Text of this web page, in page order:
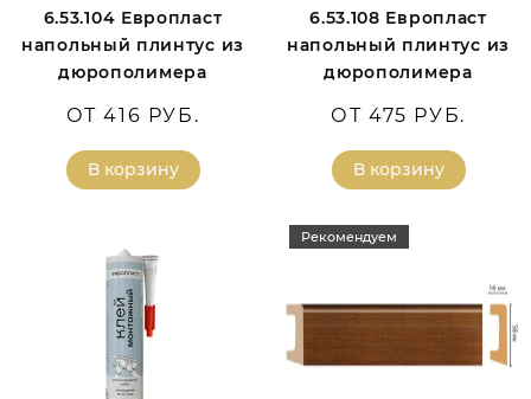
6.53.104 Европласт
напольный плинтус из
дюрополимера
ОТ 416 РУБ.
В корзину
6.53.108 Европласт
напольный плинтус из
дюрополимера
ОТ 475 РУБ.
В корзину
Рекомендуем